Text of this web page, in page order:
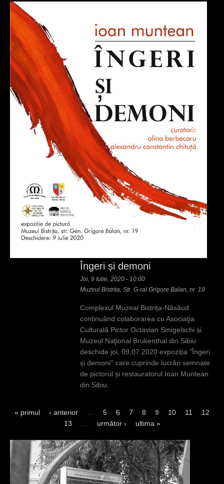
Îngeri și demoni
Joi, 9 Iulie, 2020 - 10:00
Muzeul Bistrita, Str. G-ral Grigore Balan, nr. 19
Complexul Muzeal Bistrița-Năsăud
continuând colaborarea cu Asociaţia
Culturală Pictor Octavian Smigelschi și
Muzeul Naţional Brukenthal din Sibiu
deschide joi, 09.07.2020 expoziția ”Îngeri
și demoni'' care cuprinde lucrări semnate
de pictorul și restauratorul Ioan Muntean
din Sibiu.
a
g
i
« primul ‹ anterior 5 6 7 8 9 10 11
12
13
următor › ultima »